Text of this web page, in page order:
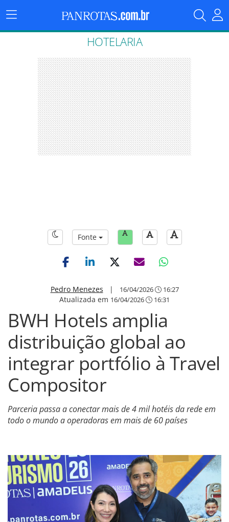
Menu
Principal
HOTELARIA
Fonte
Pedro Menezes | 16/04/2026 16:27
Atualizada em 16/04/2026 16:31
BWH Hotels amplia
distribuição global ao
integrar portfólio à Travel
Compositor
Parceria passa a conectar mais de 4 mil hotéis da rede em
todo o mundo a operadoras em mais de 60 países